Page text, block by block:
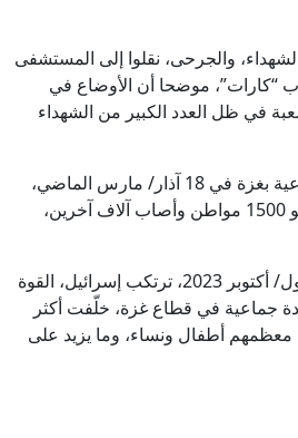
والجرحى، نقلوا إلى المستشفى
“كارات”، موضحا أن الأوضاع في
في ظل العدد الكبير من الشهداء
ومنذ استئنافه الإبادة الجماعية بغزة في 18 آذار/ مارس الماضي،
قتل الاحتلال الإسرائيلي نحو 1500 مواطن وأصاب آلاف آخرين،
ومنذ السابع من تشرين الأول/ أكتوبر 2023، ترتكب إسرائيل، القوة
جماعية في قطاع غزة، خلّفت أكثر
معظمهم أطفال ونساء، وما يزيد على